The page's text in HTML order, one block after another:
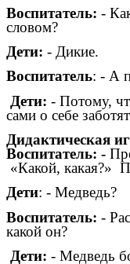
Воспитатель: -
словом?
Дети: - Дикие.
Воспитатель: - А
Дети: - Потому,
сами о себе
Дидактическая
Воспитатель: -
«Какой, какая?»
Дети: - Медведь?
Воспитатель: -
какой он?
Дети: - Медведь